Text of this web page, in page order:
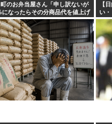
町のお弁当屋さん「申し訳ないが
になったらその分商品代を値上げ
【
い・